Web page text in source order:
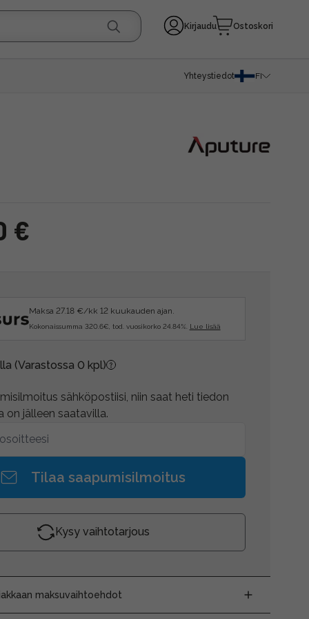
Kirjaudu Ostoskori
Yhteystiedot FI
€
Maksa 27.18 €/kk 12 kuukauden ajan.
Kokonaissumma 320.6€, tod. vuosikorko 24.84%. Lue lisää
(Varastossa 0 kpl)
sähköpostiisi, niin saat heti tiedon
on jälleen saatavilla.
Tilaa saapumisilmoitus
Kysy vaihtotarjous
maksuvaihtoehdot